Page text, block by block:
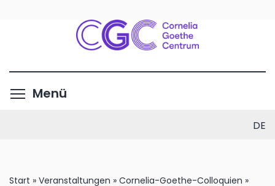
Inhalt
Menü
DE
Start » Veranstaltungen » Cornelia-Goethe-Colloquien »